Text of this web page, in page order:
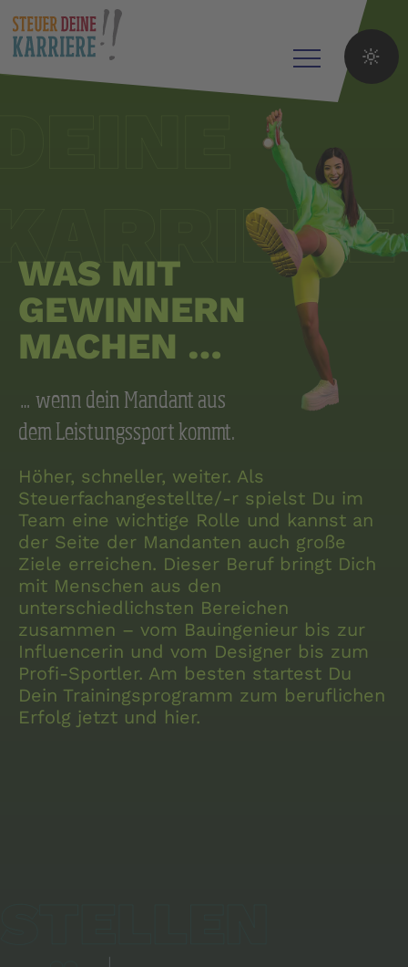
Navigation
🔆
WAS MIT
GEWINNERN
MACHEN …
… wenn dein Mandant aus
dem Leistungssport kommt.
Höher, schneller, weiter. Als
Steuerfachangestellte/-r spielst Du im
Team eine wichtige Rolle und kannst an
der Seite der Mandanten auch große
Ziele erreichen. Dieser Beruf bringt Dich
mit Menschen aus den
unterschiedlichsten Bereichen
zusammen – vom Bauingenieur bis zur
Influencerin und vom Designer bis zum
Profi-Sportler. Am besten startest Du
Dein Trainingsprogramm zum beruflichen
Erfolg jetzt und hier.
"Wir
machen
Gewinner"